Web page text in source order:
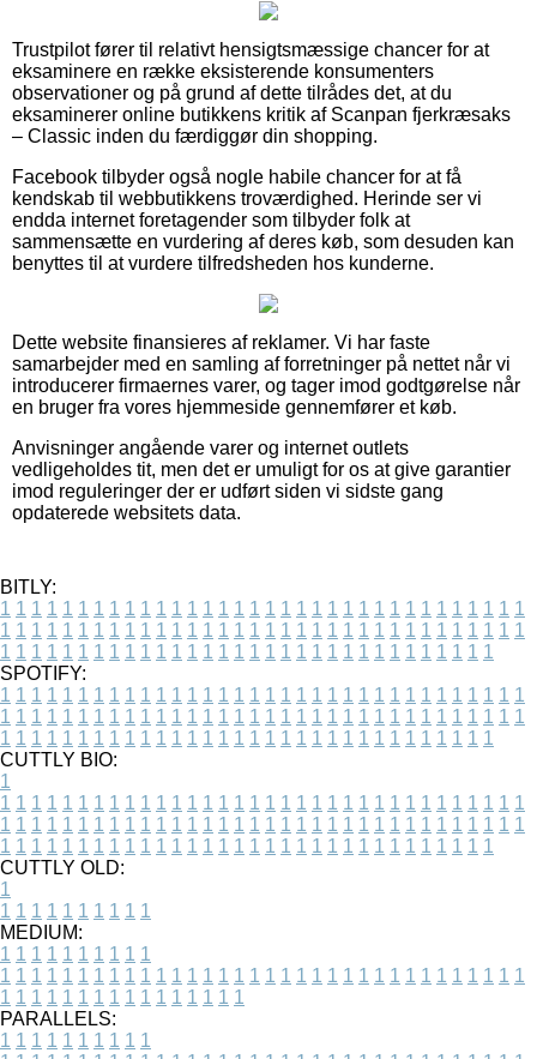
Trustpilot fører til relativt hensigtsmæssige chancer for at
eksaminere en række eksisterende konsumenters
observationer og på grund af dette tilrådes det, at du
eksaminerer online butikkens kritik af Scanpan fjerkræsaks
– Classic inden du færdiggør din shopping.
Facebook tilbyder også nogle habile chancer for at få
kendskab til webbutikkens troværdighed. Herinde ser vi
endda internet foretagender som tilbyder folk at
sammensætte en vurdering af deres køb, som desuden kan
benyttes til at vurdere tilfredsheden hos kunderne.
Dette website finansieres af reklamer. Vi har faste
samarbejder med en samling af forretninger på nettet når vi
introducerer firmaernes varer, og tager imod godtgørelse når
en bruger fra vores hjemmeside gennemfører et køb.
Anvisninger angående varer og internet outlets
vedligeholdes tit, men det er umuligt for os at give garantier
imod reguleringer der er udført siden vi sidste gang
opdaterede websitets data.
BITLY:
1 1 1 1 1 1 1 1 1 1 1 1 1 1 1 1 1 1 1 1 1 1 1 1 1 1 1 1 1 1 1 1 1 1
1 1 1 1 1 1 1 1 1 1 1 1 1 1 1 1 1 1 1 1 1 1 1 1 1 1 1 1 1 1 1 1 1 1
1 1 1 1 1 1 1 1 1 1 1 1 1 1 1 1 1 1 1 1 1 1 1 1 1 1 1 1 1 1 1 1
SPOTIFY:
1 1 1 1 1 1 1 1 1 1 1 1 1 1 1 1 1 1 1 1 1 1 1 1 1 1 1 1 1 1 1 1 1 1
1 1 1 1 1 1 1 1 1 1 1 1 1 1 1 1 1 1 1 1 1 1 1 1 1 1 1 1 1 1 1 1 1 1
1 1 1 1 1 1 1 1 1 1 1 1 1 1 1 1 1 1 1 1 1 1 1 1 1 1 1 1 1 1 1 1
CUTTLY BIO:
1
1 1 1 1 1 1 1 1 1 1 1 1 1 1 1 1 1 1 1 1 1 1 1 1 1 1 1 1 1 1 1 1 1 1
1 1 1 1 1 1 1 1 1 1 1 1 1 1 1 1 1 1 1 1 1 1 1 1 1 1 1 1 1 1 1 1 1 1
1 1 1 1 1 1 1 1 1 1 1 1 1 1 1 1 1 1 1 1 1 1 1 1 1 1 1 1 1 1 1 1
CUTTLY OLD:
1
1 1 1 1 1 1 1 1 1 1
MEDIUM:
1 1 1 1 1 1 1 1 1 1
1 1 1 1 1 1 1 1 1 1 1 1 1 1 1 1 1 1 1 1 1 1 1 1 1 1 1 1 1 1 1 1 1 1
1 1 1 1 1 1 1 1 1 1 1 1 1 1 1 1
PARALLELS:
1 1 1 1 1 1 1 1 1 1